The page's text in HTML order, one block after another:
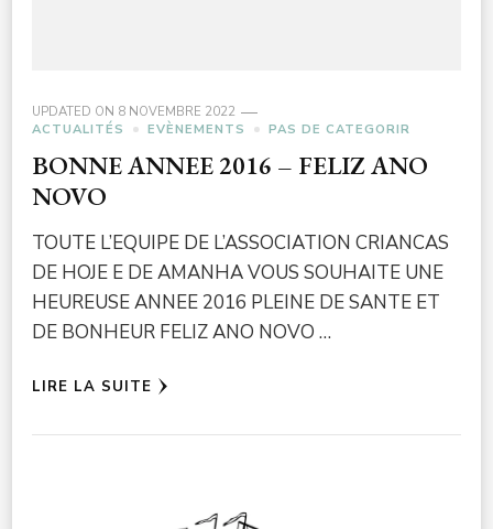
UPDATED ON 8 NOVEMBRE 2022
ACTUALITÉS
EVÈNEMENTS PAS DE CATEGORIR
BONNE ANNEE 2016 – FELIZ ANO
NOVO
TOUTE L’EQUIPE DE L’ASSOCIATION CRIANCAS
DE HOJE E DE AMANHA VOUS SOUHAITE UNE
HEUREUSE ANNEE 2016 PLEINE DE SANTE ET
DE BONHEUR FELIZ ANO NOVO …
LIRE LA SUITE